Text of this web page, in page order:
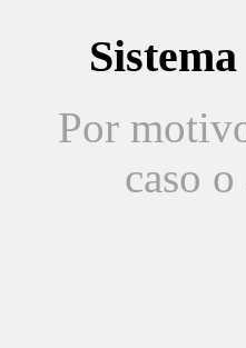
Por
caso